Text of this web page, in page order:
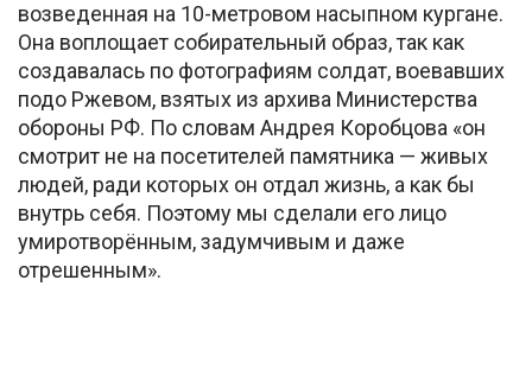
возведенная на 10-метровом насыпном кургане.
Она воплощает собирательный образ, так как
создавалась по фотографиям солдат, воевавших
подо Ржевом, взятых из архива Министерства
обороны РФ. По словам Андрея Коробцова «он
смотрит не на посетителей памятника — живых
людей, ради которых он отдал жизнь, а как бы
внутрь себя. Поэтому мы сделали его лицо
умиротворённым, задумчивым и даже
отрешенным».